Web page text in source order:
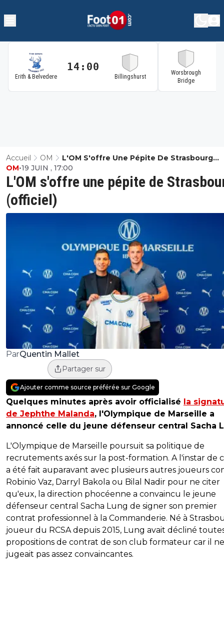
Erith & Belvedere
14:00
Billingshurst
Worsbrough
Bridge
Accueil OM
L'OM S'offre Une Pépite De Strasbourg
(officiel)
L'OM s'offre une pépite de
(officiel)
OM•19 JUIN , 17:00
ParQuentin Mallet
Partager sur
Ajouter comme source préférée sur Google
Quelques minutes après avoir officialisé la
de Jephthe Malanda, l'Olympique de Marseille a
annoncé celle du jeune défenseur central Sacha
L'Olympique de Marseille poursuit sa politique de
recrutements axés sur la post-formation. A l'instar de
a été fait auparavant avec plusieurs autres joueurs
Robinio Vaz, Darryl Bakola ou Bilal Nadir pour ne citer
qu'eux, la direction phocéenne a convaincu le jeune
défenseur central Sacha Lung de signer son premier
contrat professionnel à la Commanderie. Né à
joueur du RCSA depuis 2015, Lung avait décliné
propositions de contrat de son club formateur car il
jugeait pas assez convaincantes.